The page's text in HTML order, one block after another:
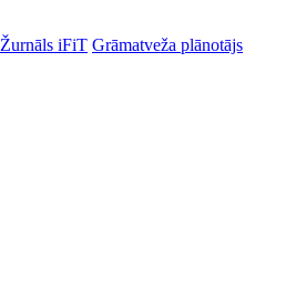
Žurnāls iFiT Grāmatveža plānotājs